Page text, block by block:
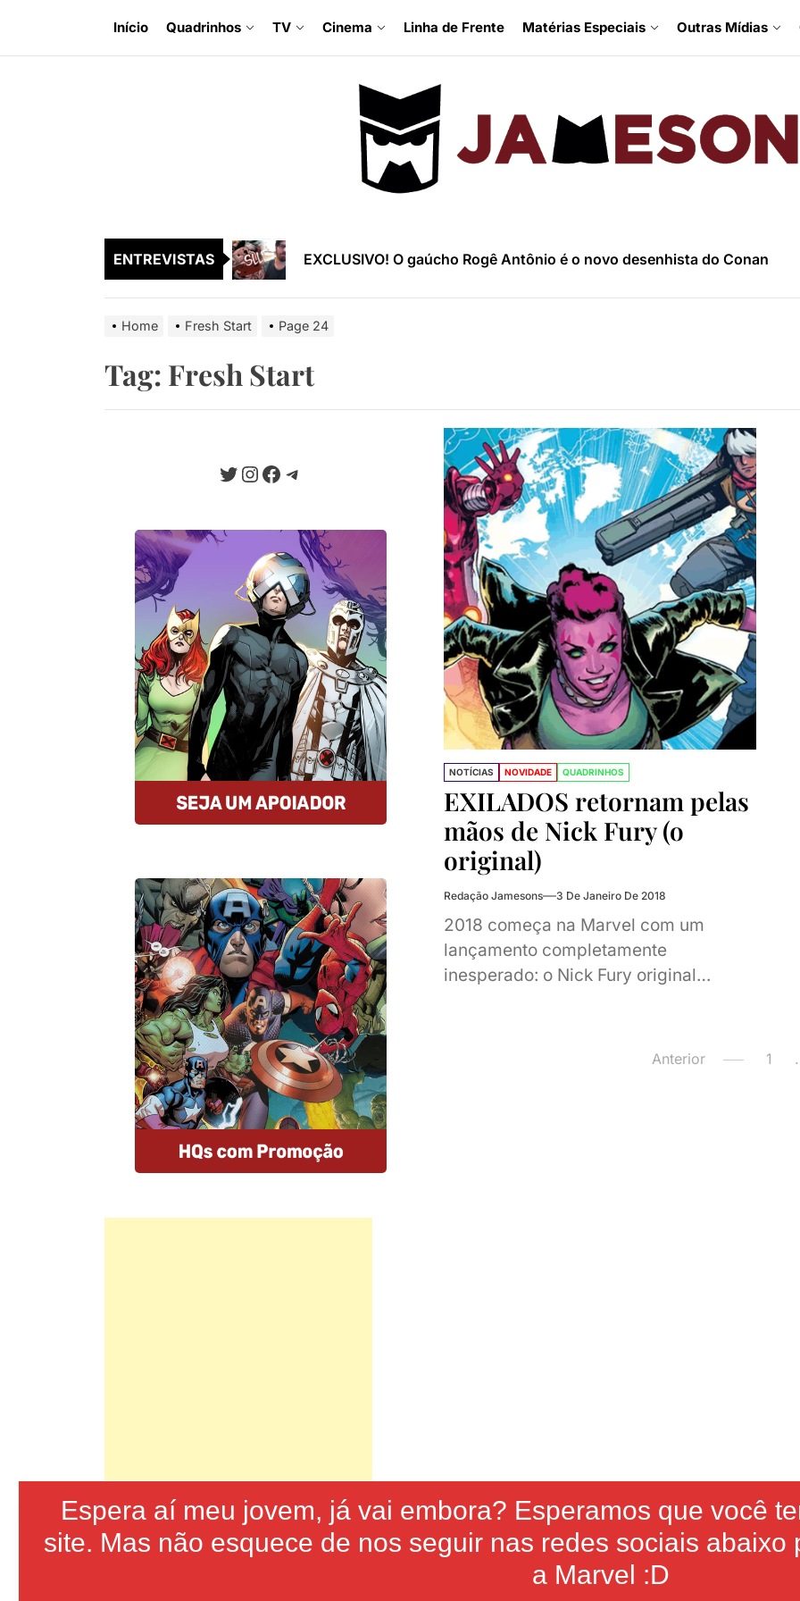
the
Início Quadrinhos TV Cinema Linha de Frente Matérias Especiais Outras Mídias
ENTREVISTAS
EXCLUSIVO! O gaúcho Rogê Antônio é o novo desenhista do Conan
EXCLUSIVO! Rainbow Rowell fala sobre Fugitivos e a nova HQ da
EXCLUSIVO! Entrevista com Luciano Vecchio, o argentino que tem
EXCLUSIVO! Sina Grace fala sobre Homem de Gelo e temática LGBT nas
EXCLUSIVO! O gaúcho Rogê Antônio é o novo desenhista do Conan
EXCLUSIVO! Rainbow Rowell fala sobre Fugitivos e a nova HQ da
EXCLUSIVO! Sina Grace fala sobre Homem de Gelo e temática LGBT nas
EXCLUSIVO! Entrevista com Peter David, o maior escritor do Hulk e X-
EXCLUSIVO! O gaúcho Rogê Antônio é o novo desenhista do Conan
Home Fresh Start Page 24
Tag: Fresh Start
NOTÍCIAS NOVIDADE QUADRINHOS
EXILADOS retornam pelas
mãos de Nick Fury (o
original)
Redação Jamesons 3 De Janeiro De 2018
2018 começa na Marvel com um
lançamento completamente
inesperado: o Nick Fury original
Anterior 1
Twitter
Instagram
Facebook
Telegram
Seja um Apoiador
Somos um portal progressista que
traz diariamente informação e
opinião de credibilidade, sempre
combatendo o ódio e a fake news
da internet.
Quero Apoiar
Compre HQs
A Amazon oferece descontos
imperdíveis nas HQs e assinantes
Prime tem entrega gratuita e MUITO
rápida. E mais: comprando por esse
link, você estará nos ajudando.
Comprar
Espera aí meu jovem, já vai embora? Esperamos que você
site. Mas não esquece de nos seguir nas redes sociais
a Marvel :D